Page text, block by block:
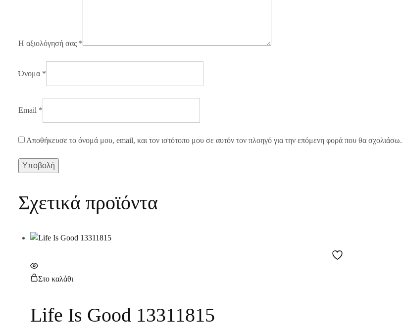
Η αξιολόγησή σας *
Όνομα *
Email *
Αποθήκευσε το όνομά μου, email, και τον ιστότοπο μου σε αυτόν τον πλοηγό για την επόμενη φορά που θα σχολιάσω.
Σχετικά προϊόντα
Στο καλάθι
Life Is Good 13311815